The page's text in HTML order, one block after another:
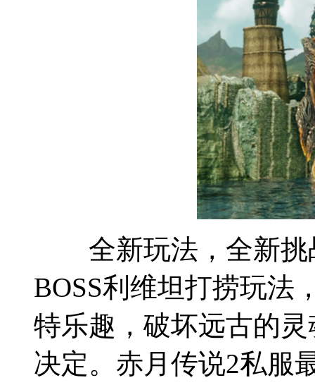
全新玩法，全新挑
BOSS利维坦打捞玩法
特乐趣，破坏远古的
决定。赤月传说2私服